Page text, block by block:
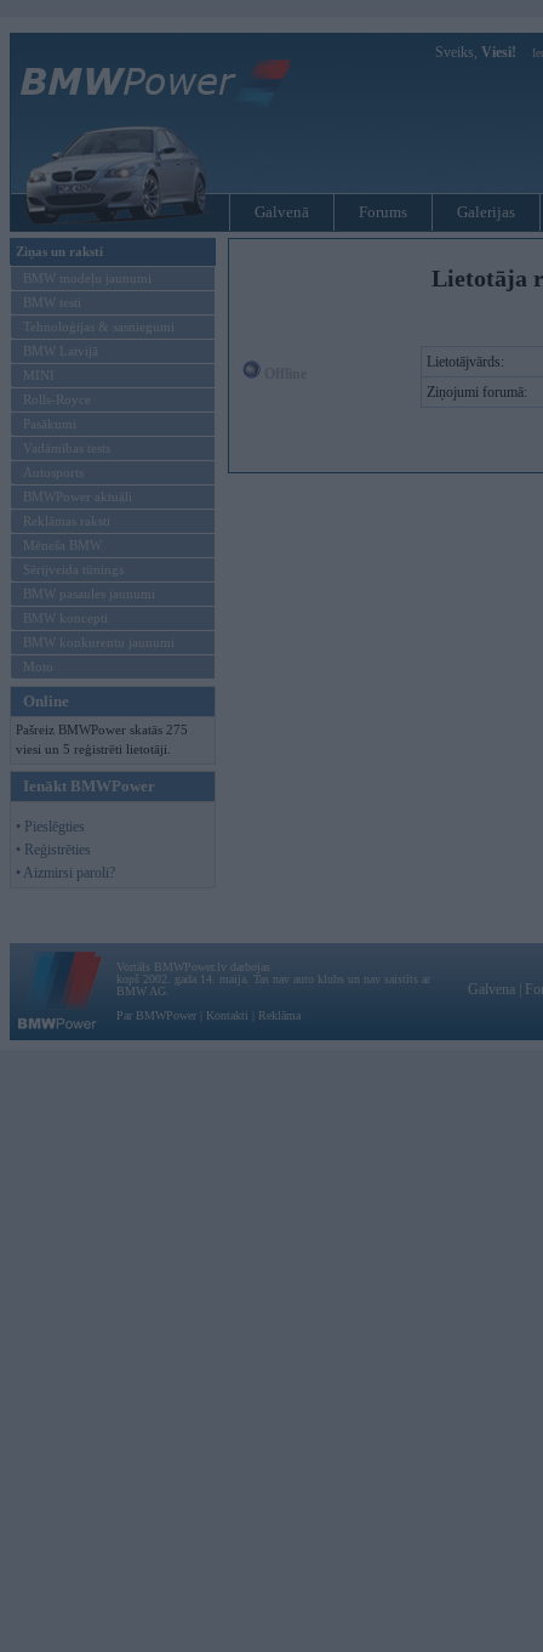
Sveiks, Viesi!
Galvenā Forums Galerijas
Ziņas un raksti
BMW modeļu jaunumi
BMW testi
Tehnoloģijas & sasniegumi
BMW Latvijā
MINI
Rolls-Royce
Pasākumi
Vadāmības tests
Autosports
BMWPower aktuāli
Reklāmas raksti
Mēneša BMW
Sērijveida tūnings
BMW pasaules jaunumi
BMW koncepti
BMW konkurentu jaunumi
Moto
Online
Pašreiz BMWPower skatās 275
viesi un 5 reģistrēti lietotāji.
Ienākt BMWPower
• Pieslēgties
• Reģistrēties
• Aizmirsi paroli?
Lietotāja
Lietotājvārds:
Ziņojumi forumā:
Vortāls BMWPower.lv darbojas
kopš 2002. gada 14. maija. Tas nav auto klubs un nav saistīts ar
BMW AG.
Par BMWPower
Kontakti Reklāma
Galvena